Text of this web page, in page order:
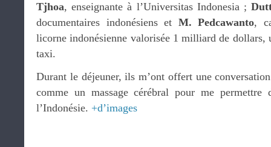
Tjhoa, enseignante à l’Universitas Indonesia ;
documentaires indonésiens et M. Pedcawanto,
licorne indonésienne valorisée 1 milliard de dollars,
taxi.
Durant le déjeuner, ils m’ont offert une
comme un massage cérébral pour me permettre
l’Indonésie. +d’images